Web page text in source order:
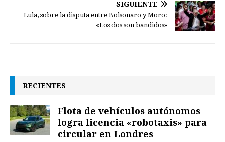
SIGUIENTE
Lula, sobre la disputa entre Bolsonaro y Moro:
«Los dos son bandidos»
RECIENTES
Flota de vehículos autónomos
logra licencia «robotaxis» para
circular en Londres